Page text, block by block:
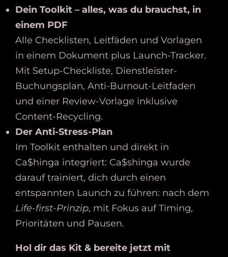
Dein Toolkit – alles, was du brauchst, in
einem PDF
Alle Checklisten, Leitfäden und Vorlagen
in einem Dokument plus Launch-Tracker.
Mit Setup-Checkliste, Dienstleister-
Buchungsplan, Anti-Burnout-Leitfaden
und einer Review-Vorlage inklusive
Content-Recycling.
Der Anti-Stress-Plan
Im Toolkit enthalten und direkt in
Ca$hinga integriert: Ca$shinga wurde
darauf trainiert, dich durch einen
entspannten Launch zu führen: nach dem
Life-first-Prinzip, mit Fokus auf Timing,
Prioritäten und Pausen.
Hol dir das Kit & bereite jetzt mit